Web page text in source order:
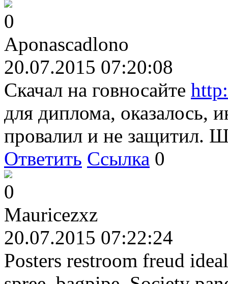
0
Aponascadlono
20.07.2015 07:20:08
Скачал на говносайте
для диплома, оказалось,
провалил и не защитил.
Ответить Ссылка 0
0
Mauricezxz
20.07.2015 07:22:24
Posters restroom freud